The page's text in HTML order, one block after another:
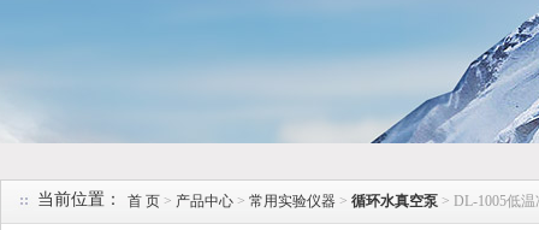
当前位置： 首 页 > 产品中心 > 常用实验仪器 > 循环水真空泵 > DL-1005低